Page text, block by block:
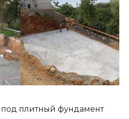
плитный фундамент